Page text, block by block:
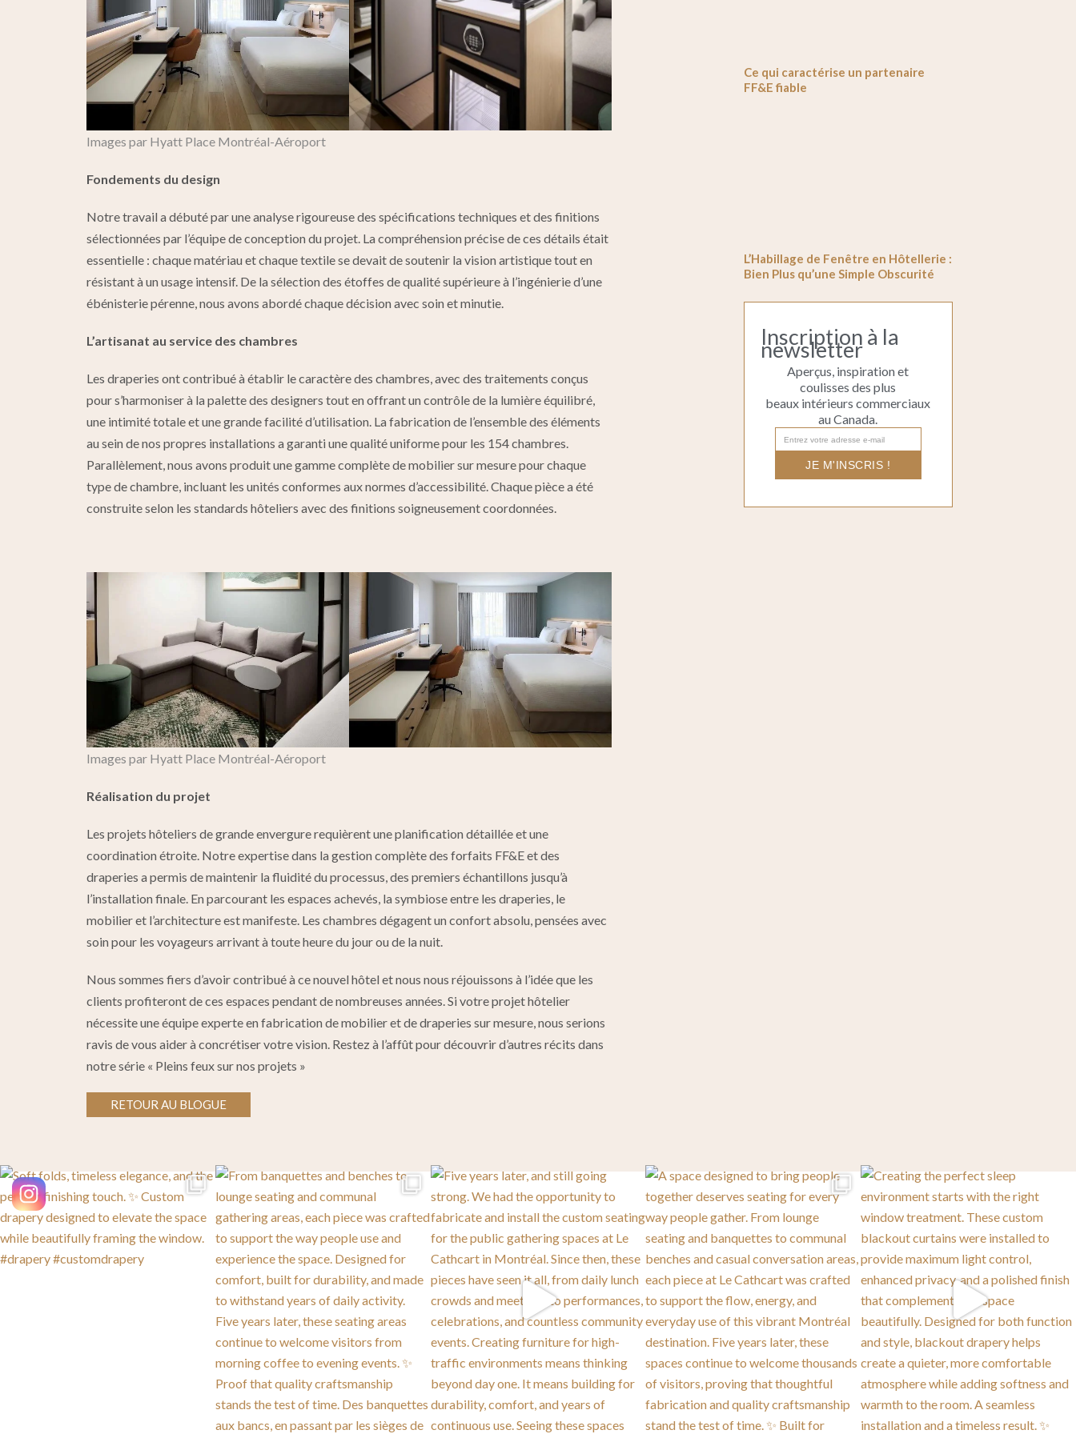
Images par Hyatt Place Montréal-Aéroport
Fondements du design
Notre travail a débuté par une analyse rigoureuse des spécifications techniques et des finitions
sélectionnées par l’équipe de conception du projet. La compréhension précise de ces détails était
essentielle : chaque matériau et chaque textile se devait de soutenir la vision artistique tout en
résistant à un usage intensif. De la sélection des étoffes de qualité supérieure à l’ingénierie d’une
ébénisterie pérenne, nous avons abordé chaque décision avec soin et minutie.
L’artisanat au service des chambres
Les draperies ont contribué à établir le caractère des chambres, avec des traitements conçus
pour s’harmoniser à la palette des designers tout en offrant un contrôle de la lumière équilibré,
une intimité totale et une grande facilité d’utilisation. La fabrication de l’ensemble des éléments
au sein de nos propres installations a garanti une qualité uniforme pour les 154 chambres.
Parallèlement, nous avons produit une gamme complète de mobilier sur mesure pour chaque
type de chambre, incluant les unités conformes aux normes d’accessibilité. Chaque pièce a été
construite selon les standards hôteliers avec des finitions soigneusement coordonnées.
Images par Hyatt Place Montréal-Aéroport
Réalisation du projet
Les projets hôteliers de grande envergure requièrent une planification détaillée et une
coordination étroite. Notre expertise dans la gestion complète des forfaits FF&E et des
draperies a permis de maintenir la fluidité du processus, des premiers échantillons jusqu’à
l’installation finale. En parcourant les espaces achevés, la symbiose entre les draperies, le
mobilier et l’architecture est manifeste. Les chambres dégagent un confort absolu, pensées avec
soin pour les voyageurs arrivant à toute heure du jour ou de la nuit.
Nous sommes fiers d’avoir contribué à ce nouvel hôtel et nous nous réjouissons à l’idée que les
clients profiteront de ces espaces pendant de nombreuses années. Si votre projet hôtelier
nécessite une équipe experte en fabrication de mobilier et de draperies sur mesure, nous serions
ravis de vous aider à concrétiser votre vision. Restez à l’affût pour découvrir d’autres récits dans
notre série « Pleins feux sur nos projets »
RETOUR AU BLOGUE
Ce qui caractérise un partenaire
FF&E fiable
L’Habillage de Fenêtre en Hôtellerie :
Bien Plus qu’une Simple Obscurité
Inscription à la
newsletter
Aperçus, inspiration et
coulisses des plus
beaux intérieurs commerciaux
au Canada.